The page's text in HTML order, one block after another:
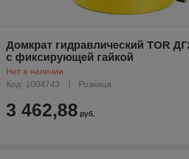
Домкрат гидравлический TOR
с фиксирующей гайкой
Нет в наличии
Код: 1004743
Розница
3 462,88 руб.